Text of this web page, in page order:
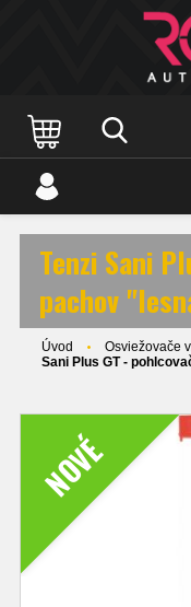
Tenzi Sani
pachov
Úvod Osviežovače
Sani Plus GT -
NOVÉ